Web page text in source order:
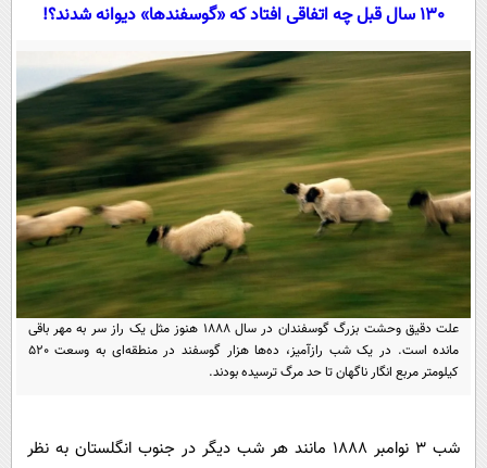
حوادث
سلامت
یک برش دانایی
محیط زیست
سفر و تفریح
بین الملل
سیاست خارجی
فرهنگ و هنر
علم و دانش
فناوری و It
علمی
اخبار کریپتو
قرآن
گوناگون
سرگرمی
باشگاه مغز
مجله تصویری سلاح
فیلم
ورزش
سیاست
فناوری
عصر ایران 2
خواندنی ها و دیدنی ها
داستان کوتاه
روانشناسی
آموزش زبان
130 سال قبل چه اتفاقی افتاد که «گوسفندها» دیوانه شدند؟!
علت دقیق وحشت بزرگ گوسفندان در سال ۱۸۸۸ هنوز مثل یک راز سر به مهر باقی
مانده است. در یک شب رازآمیز، ده‌ها هزار گوسفند در منطقه‌ای به وسعت 520
کیلومتر مربع انگار ناگهان تا حد مرگ ترسیده بودند.
شب ۳ نوامبر ۱۸۸۸ مانند هر شب دیگر در جنوب انگلستان به نظر